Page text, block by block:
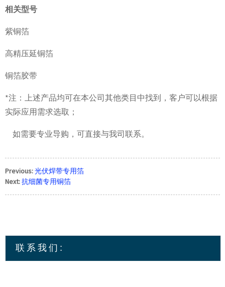
相关型号
紫铜箔
高精压延铜箔
铜箔胶带
*注：上述产品均可在本公司其他类目中找到，客户可以根据
实际应用需求选取；
如需要专业导购，可直接与我司联系。
Previous:光伏焊带专用箔
Next:抗细菌专用铜箔
联系我们: